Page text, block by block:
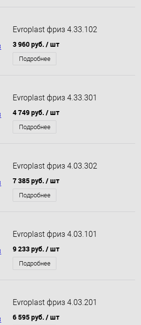
Evroplast фриз 4.33.102
3 960 руб. / шт
Подробнее
Evroplast фриз 4.33.301
4 749 руб. / шт
Подробнее
Evroplast фриз 4.03.302
7 385 руб. / шт
Подробнее
Evroplast фриз 4.03.101
9 233 руб. / шт
Подробнее
Evroplast фриз 4.03.201
6 595 руб. / шт